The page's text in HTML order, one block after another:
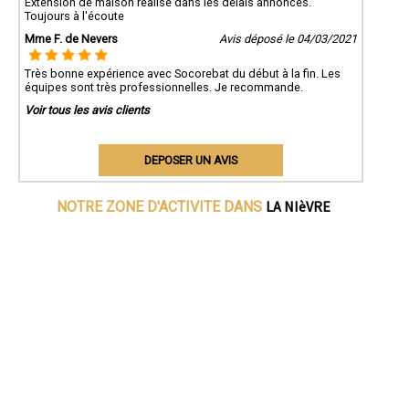
Toujours à l'écoute
Mme F. de Nevers
Avis déposé le 04/03/2021
Très bonne expérience avec Socorebat du début à la fin. Les
équipes sont très professionnelles. Je recommande.
Voir tous les avis clients
DEPOSER UN AVIS
NOTRE ZONE D'ACTIVITE DANS LA NIèVRE